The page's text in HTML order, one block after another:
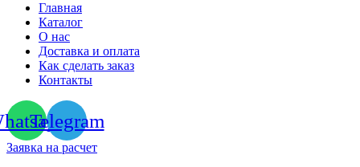
Главная
Каталог
О нас
Доставка и оплата
Как сделать заказ
Контакты
Telegram
Заявка на расчет